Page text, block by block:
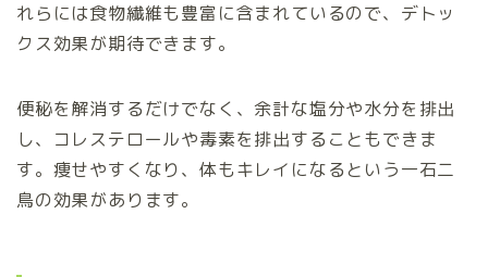
れらには食物繊維も豊富に含まれているので、デトッ
クス効果が期待できます。
便秘を解消するだけでなく、余計な塩分や水分を排出
し、コレステロールや毒素を排出することもできま
す。痩せやすくなり、体もキレイになるという一石二
鳥の効果があります。